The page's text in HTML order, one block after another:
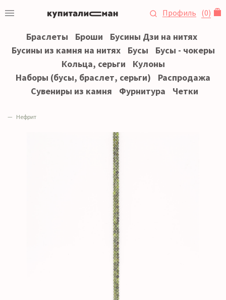
Профиль (0)
Браслеты Броши
Бусины Дзи на нитях
Бусины из камня на нитях
Бусы
Бусы - чокеры
Кольца, серьги
Кулоны
Наборы (бусы, браслет, серьги)
Распродажа
Сувениры из камня
Фурнитура Четки
Нефрит